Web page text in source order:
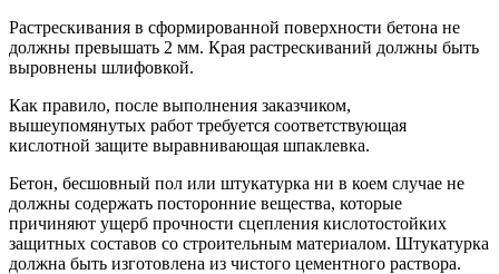
Растрескивания в сформированной поверхности бетона не
должны превышать 2 мм. Края растрескиваний должны быть
выровнены шлифовкой.
Как правило, после выполнения заказчиком,
вышеупомянутых работ требуется соответствующая
кислотной защите выравнивающая шпаклевка.
Бетон, бесшовный пол или штукатурка ни в коем случае не
должны содержать посторонние вещества, которые
причиняют ущерб прочности сцепления кислотостойких
защитных составов со строительным материалом. Штукатурка
должна быть изготовлена из чистого цементного раствора.